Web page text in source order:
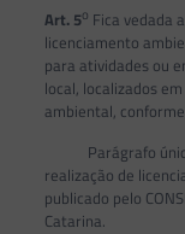
Art. 5o Fica vedada
licenciamento
para atividades ou
local, localizados
ambiental,
Parágrafo único.
realização de
publicado pelo
Catarina.